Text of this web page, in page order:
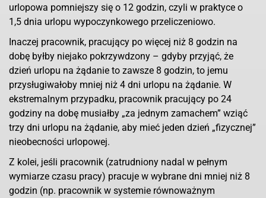
urlopowa pomniejszy się o 12 godzin, czyli w praktyce o
1,5 dnia urlopu wypoczynkowego przeliczeniowo.
Inaczej pracownik, pracujący po więcej niż 8 godzin na
dobę byłby niejako pokrzywdzony – gdyby przyjąć, że
dzień urlopu na żądanie to zawsze 8 godzin, to jemu
przysługiwałoby mniej niż 4 dni urlopu na żądanie. W
ekstremalnym przypadku, pracownik pracujący po 24
godziny na dobę musiałby „za jednym zamachem” wziąć
trzy dni urlopu na żądanie, aby mieć jeden dzień „fizycznej”
nieobecności urlopowej.
Z kolei, jeśli pracownik (zatrudniony nadal w pełnym
wymiarze czasu pracy) pracuje w wybrane dni mniej niż 8
godzin (np. pracownik w systemie równoważnym